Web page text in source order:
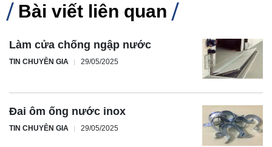
Bài viết liên quan
Làm cửa chống ngập nước
TIN CHUYÊN GIA 29/05/2025
Đai ôm ống nước inox
TIN CHUYÊN GIA 29/05/2025